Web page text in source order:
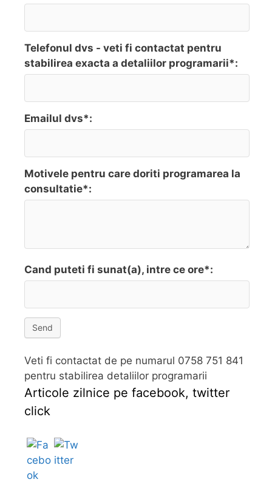
Telefonul dvs - veti fi contactat pentru
stabilirea exacta a detaliilor programarii*:
Emailul dvs*:
Motivele pentru care doriti programarea la
consultatie*:
Cand puteti fi sunat(a), intre ce ore*:
Send
Veti fi contactat de pe numarul 0758 751 841
pentru stabilirea detaliilor programarii
Articole zilnice pe facebook, twitter
click